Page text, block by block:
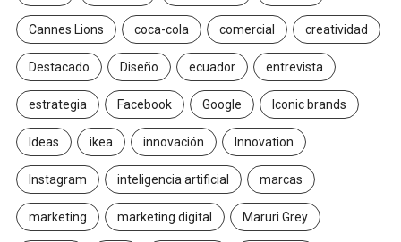
Cannes Lions coca-cola comercial creatividad
Destacado Diseño ecuador entrevista
estrategia Facebook Google Iconic brands
Ideas ikea innovación Innovation
Instagram inteligencia artificial marcas
marketing marketing digital Maruri Grey